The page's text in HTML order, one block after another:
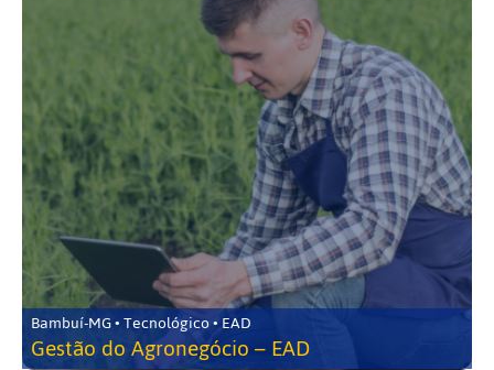
Bambuí-MG • Tecnológico • EAD
Gestão do Agronegócio – EAD